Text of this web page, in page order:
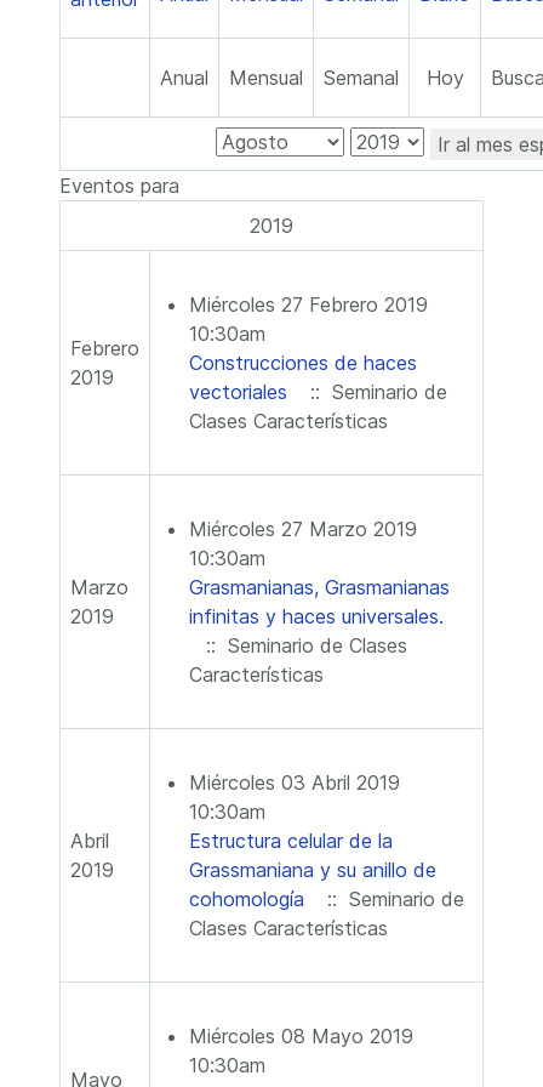
Anual Mensual Semanal Hoy
Ir al mes
Eventos para
2019
Febrero
2019
Miércoles 27 Febrero 2019
10:30am
Construcciones de haces
vectoriales
:: Seminario de
Clases Características
Marzo
2019
Miércoles 27 Marzo 2019
10:30am
Grasmanianas, Grasmanianas
infinitas y haces universales.
:: Seminario de Clases
Características
Abril
2019
Miércoles 03 Abril 2019
10:30am
Estructura celular de la
Grassmaniana y su anillo de
cohomología
:: Seminario de
Clases Características
Mayo
Miércoles 08 Mayo 2019
10:30am